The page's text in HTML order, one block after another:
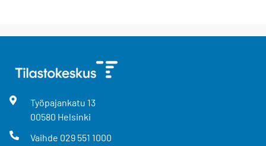
Työpajankatu 13
00580 Helsinki
Vaihde 029 551 1000